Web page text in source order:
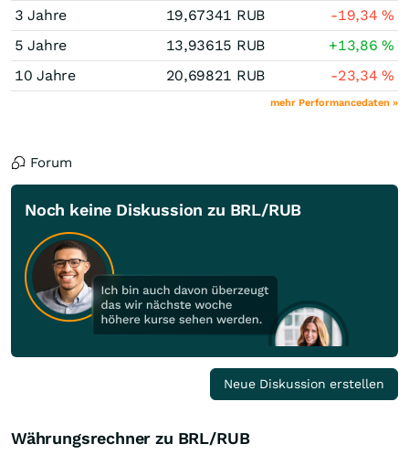
3 Jahre 19,67341 RUB -19,34%
5 Jahre
13,93615 RUB +13,86%
10 Jahre
20,69821 RUB -23,34%
mehr Performancedaten »
Forum
Noch keine Diskussion zu BRL/RUB
Neue Diskussion erstellen
Währungsrechner zu BRL/RUB